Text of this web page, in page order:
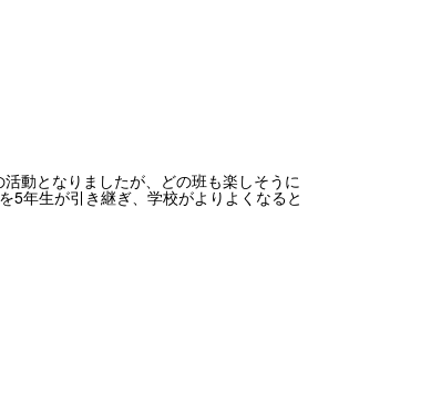
動となりましたが、どの班も楽しそうに
5年生が引き継ぎ、学校がよりよくなると